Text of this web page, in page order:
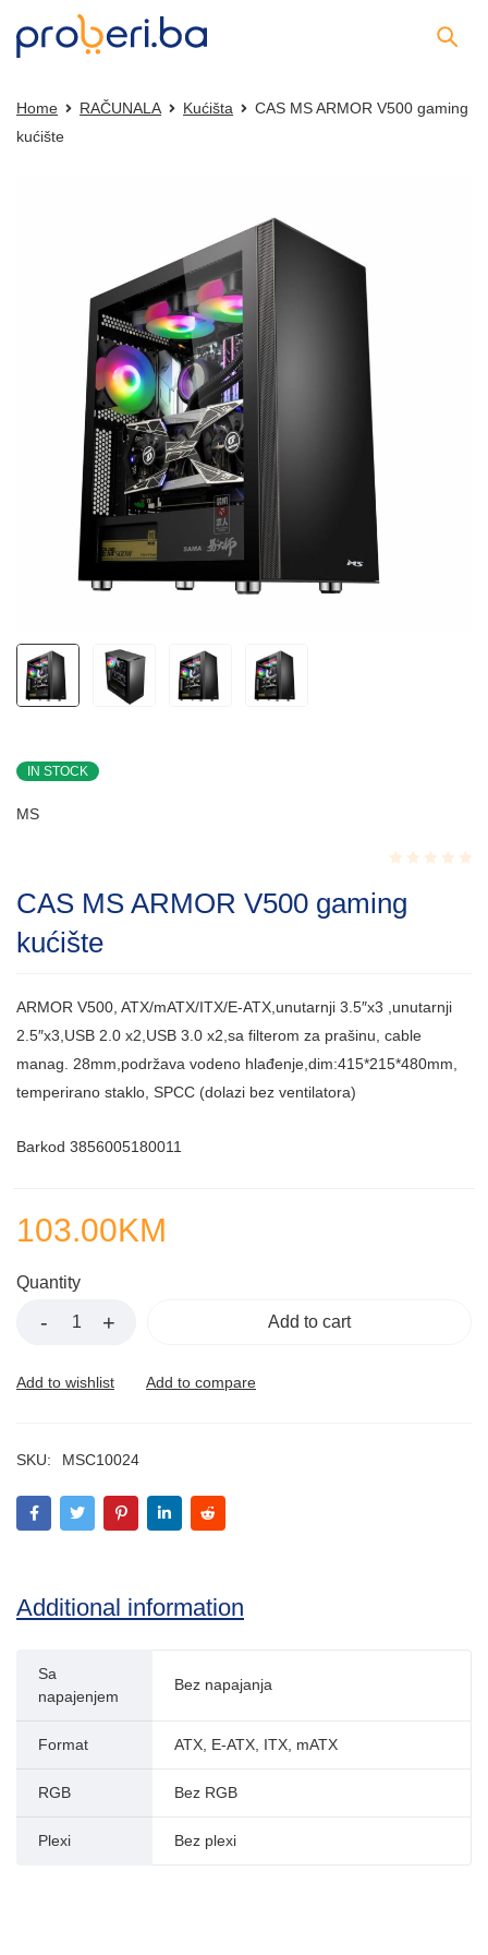
Home RAČUNALA Kućišta
CAS MS ARMOR V500 gaming
kućište
IN STOCK
MS
0.001
out
CAS MS ARMOR V500 gaming
kućište
ARMOR V500, ATX/mATX/ITX/E-ATX,unutarnji 3.5″x3 ,unutarnji
2.5″x3,USB 2.0 x2,USB 3.0 x2,sa filterom za prašinu, cable
manag. 28mm,podržava vodeno hlađenje,dim:415*215*480mm,
temperirano staklo, SPCC (dolazi bez ventilatora)
Barkod 3856005180011
103.00KM
Quantity
Add to cart
SKU: MSC10024
Additional information
Sa
napajenjem
Bez napajanja
Format ATX, E-ATX, ITX, mATX
RGB Bez RGB
Plexi Bez plexi